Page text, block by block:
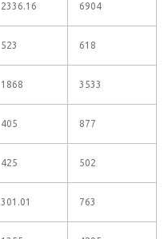
2336.16 6904
523 618
1868 3533
405 877
425 502
301.01 763